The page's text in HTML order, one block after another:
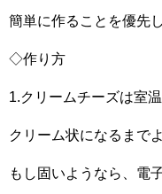
簡単に作ることを優先
◇作り方
1.クリームチーズは室
クリーム状になるまで
もし固いようなら、電